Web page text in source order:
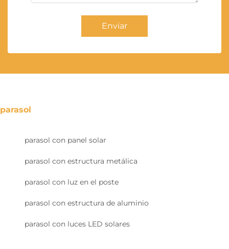
Enviar
parasol
parasol con panel solar
parasol con estructura metálica
parasol con luz en el poste
parasol con estructura de aluminio
parasol con luces LED solares